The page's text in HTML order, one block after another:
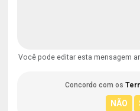
Você pode editar esta mensagem
Concordo com os